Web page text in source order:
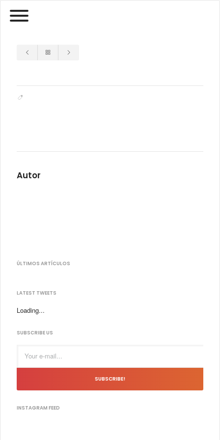
Autor
ÚLTIMOS ARTÍCULOS
LATEST TWEETS
Loading...
SUBSCRIBE US
SUBSCRIBE!
INSTAGRAM FEED